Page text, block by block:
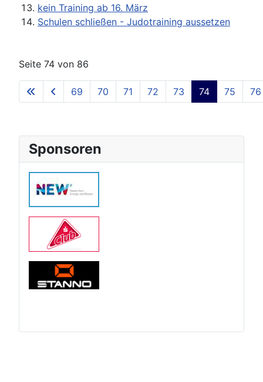
kein Training ab 16. März
Schulen schließen - Judotraining aussetzen
Seite 74 von 86
69 70 71 72 73 74 75 76
Sponsoren